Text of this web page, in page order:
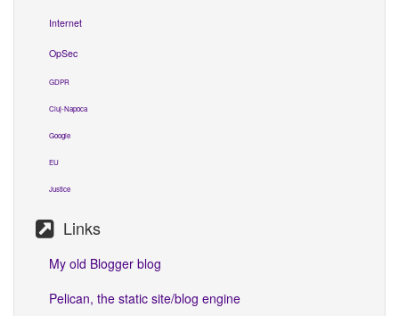
Internet
OpSec
GDPR
Cluj-Napoca
Google
EU
Justice
Links
My old Blogger blog
Pelican, the static site/blog engine